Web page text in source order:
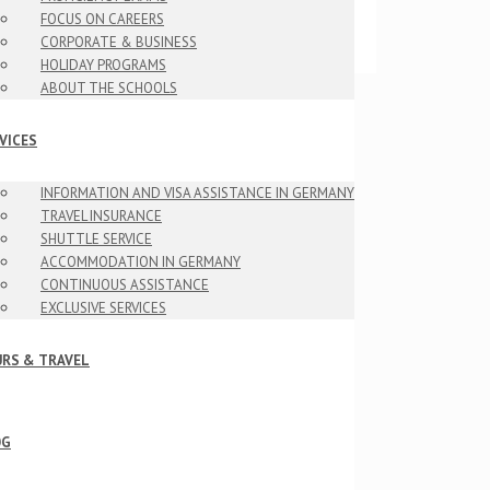
FOCUS ON CAREERS
CORPORATE & BUSINESS
HOLIDAY PROGRAMS
ABOUT THE SCHOOLS
INFORMATION AND VISA ASSISTANCE IN GERMANY
TRAVEL INSURANCE
SHUTTLE SERVICE
ACCOMMODATION IN GERMANY
CONTINUOUS ASSISTANCE
EXCLUSIVE SERVICES
& TRAVEL